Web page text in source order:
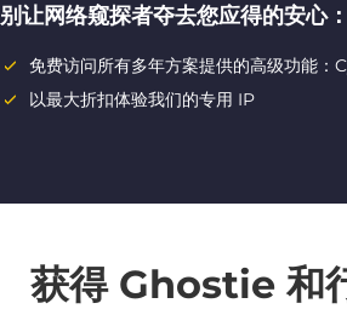
别让网络窥探者夺去您应得的安心：
免费访问所有多年方案提供的高级功能
以最大折扣体验我们的专用 IP
获得 Ghostie 和